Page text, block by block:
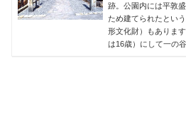
跡。公園内には平敦
ため建てられたとい
形文化財）もありま
は16歳）にして一の